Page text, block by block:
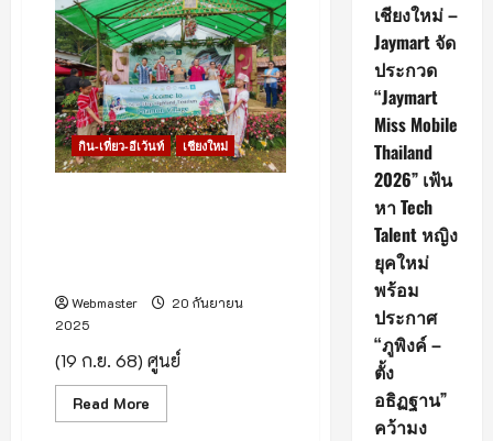
เทศบาล
เมือง
ลำพูน
เปิด
เทศกาล
โคม
หลาก
สี
สัก
กา
ระ
กิน-เที่ยว-อีเว้นท์ เชียงใหม่
Webmaster
20 กันยายน
2025
(19 ก.ย. 68) ศูนย์
Read More
more
เชียงใหม่ –
Jaymart จัด
ประกวด
“Jaymart
Miss Mobile
Thailand
2026” เฟ้น
หา Tech
Talent หญิง
ยุคใหม่
พร้อม
ประกาศ
“ภูพิงค์ –
ตั้ง
อธิฏฐาน”
คว้ามง